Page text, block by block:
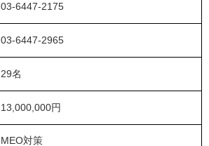
03-6447-2175
03-6447-2965
29名
13,000,000円
MEO対策